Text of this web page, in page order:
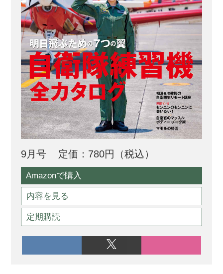
9月号 定価：780円（税込）
Amazonで購入
内容を見る
定期購読